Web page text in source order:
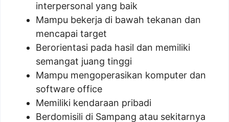
interpersonal yang baik
Mampu bekerja di bawah tekanan dan
mencapai target
Berorientasi pada hasil dan memiliki
semangat juang tinggi
Mampu mengoperasikan komputer dan
software office
Memiliki kendaraan pribadi
Berdomisili di Sampang atau sekitarnya